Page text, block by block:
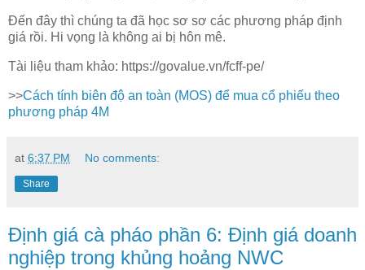
Đến đây thì chúng ta đã học sơ sơ các phương pháp định
giá rồi. Hi vọng là không ai bị hôn mê.
Tài liệu tham khảo: https://govalue.vn/fcff-pe/
>>Cách tính biên độ an toàn (MOS) để mua cổ phiếu theo
phương pháp 4M
at 6:37 PM No comments:
Share
Định giá cà pháo phần 6: Định giá doanh
nghiệp trong khủng hoảng NWC